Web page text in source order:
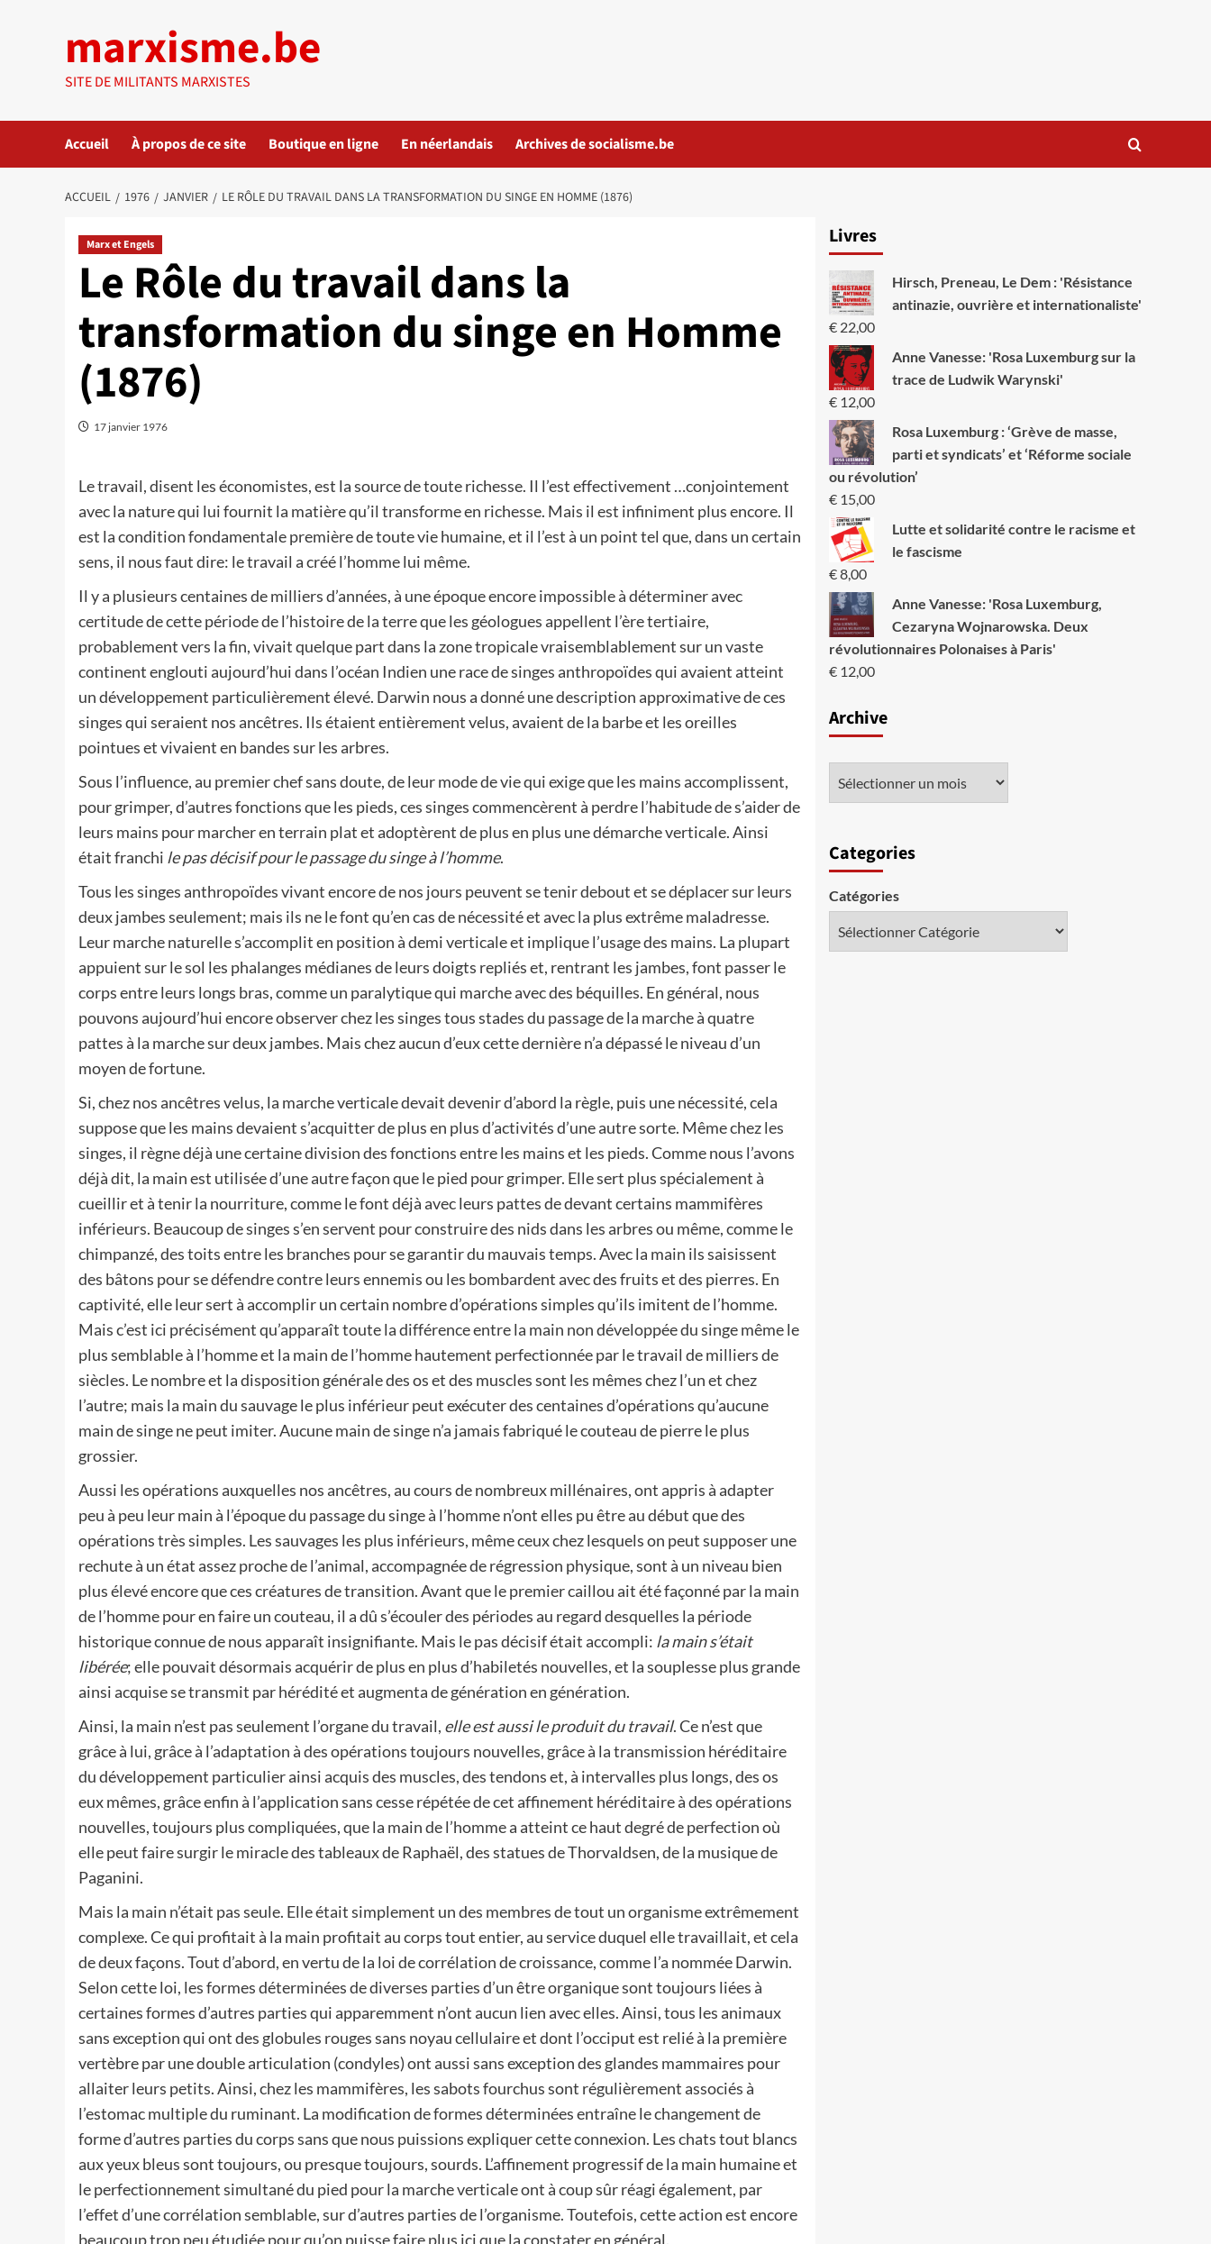
marxisme.be
SITE DE MILITANTS MARXISTES
Accueil À propos de ce site Boutique en ligne En néerlandais Archives de socialisme.be
ACCUEIL 1976 JANVIER LE RÔLE DU TRAVAIL DANS LA TRANSFORMATION DU SINGE EN HOMME (1876)
Marx et Engels
Le Rôle du travail dans la
transformation du singe en Homme
(1876)
17 janvier 1976
Le travail, disent les économistes, est la source de toute richesse. Il l’est effectivement …conjointement
avec la nature qui lui fournit la matière qu’il transforme en richesse. Mais il est infiniment plus encore. Il
est la condition fondamentale première de toute vie humaine, et il l’est à un point tel que, dans un certain
sens, il nous faut dire: le travail a créé l’homme lui même.
Il y a plusieurs centaines de milliers d’années, à une époque encore impossible à déterminer avec
certitude de cette période de l’histoire de la terre que les géologues appellent l’ère tertiaire,
probablement vers la fin, vivait quelque part dans la zone tropicale vraisemblablement sur un vaste
continent englouti aujourd’hui dans l’océan Indien une race de singes anthropoïdes qui avaient atteint
un développement particulièrement élevé. Darwin nous a donné une description approximative de ces
singes qui seraient nos ancêtres. Ils étaient entièrement velus, avaient de la barbe et les oreilles
pointues et vivaient en bandes sur les arbres.
Sous l’influence, au premier chef sans doute, de leur mode de vie qui exige que les mains accomplissent,
pour grimper, d’autres fonctions que les pieds, ces singes commencèrent à perdre l’habitude de s’aider de
leurs mains pour marcher en terrain plat et adoptèrent de plus en plus une démarche verticale. Ainsi
était franchi le pas décisif pour le passage du singe à l’homme.
Tous les singes anthropoïdes vivant encore de nos jours peuvent se tenir debout et se déplacer sur leurs
deux jambes seulement; mais ils ne le font qu’en cas de nécessité et avec la plus extrême maladresse.
Leur marche naturelle s’accomplit en position à demi verticale et implique l’usage des mains. La plupart
appuient sur le sol les phalanges médianes de leurs doigts repliés et, rentrant les jambes, font passer le
corps entre leurs longs bras, comme un paralytique qui marche avec des béquilles. En général, nous
pouvons aujourd’hui encore observer chez les singes tous stades du passage de la marche à quatre
pattes à la marche sur deux jambes. Mais chez aucun d’eux cette dernière n’a dépassé le niveau d’un
moyen de fortune.
Si, chez nos ancêtres velus, la marche verticale devait devenir d’abord la règle, puis une nécessité, cela
suppose que les mains devaient s’acquitter de plus en plus d’activités d’une autre sorte. Même chez les
singes, il règne déjà une certaine division des fonctions entre les mains et les pieds. Comme nous l’avons
déjà dit, la main est utilisée d’une autre façon que le pied pour grimper. Elle sert plus spécialement à
cueillir et à tenir la nourriture, comme le font déjà avec leurs pattes de devant certains mammifères
inférieurs. Beaucoup de singes s’en servent pour construire des nids dans les arbres ou même, comme le
chimpanzé, des toits entre les branches pour se garantir du mauvais temps. Avec la main ils saisissent
des bâtons pour se défendre contre leurs ennemis ou les bombardent avec des fruits et des pierres. En
captivité, elle leur sert à accomplir un certain nombre d’opérations simples qu’ils imitent de l’homme.
Mais c’est ici précisément qu’apparaît toute la différence entre la main non développée du singe même le
plus semblable à l’homme et la main de l’homme hautement perfectionnée par le travail de milliers de
siècles. Le nombre et la disposition générale des os et des muscles sont les mêmes chez l’un et chez
l’autre; mais la main du sauvage le plus inférieur peut exécuter des centaines d’opérations qu’aucune
main de singe ne peut imiter. Aucune main de singe n’a jamais fabriqué le couteau de pierre le plus
grossier.
Aussi les opérations auxquelles nos ancêtres, au cours de nombreux millénaires, ont appris à adapter
peu à peu leur main à l’époque du passage du singe à l’homme n’ont elles pu être au début que des
opérations très simples. Les sauvages les plus inférieurs, même ceux chez lesquels on peut supposer une
rechute à un état assez proche de l’animal, accompagnée de régression physique, sont à un niveau bien
plus élevé encore que ces créatures de transition. Avant que le premier caillou ait été façonné par la main
de l’homme pour en faire un couteau, il a dû s’écouler des périodes au regard desquelles la période
historique connue de nous apparaît insignifiante. Mais le pas décisif était accompli: la main s’était
libérée; elle pouvait désormais acquérir de plus en plus d’habiletés nouvelles, et la souplesse plus grande
ainsi acquise se transmit par hérédité et augmenta de génération en génération.
Ainsi, la main n’est pas seulement l’organe du travail, elle est aussi le produit du travail. Ce n’est que
grâce à lui, grâce à l’adaptation à des opérations toujours nouvelles, grâce à la transmission héréditaire
du développement particulier ainsi acquis des muscles, des tendons et, à intervalles plus longs, des os
eux mêmes, grâce enfin à l’application sans cesse répétée de cet affinement héréditaire à des opérations
nouvelles, toujours plus compliquées, que la main de l’homme a atteint ce haut degré de perfection où
elle peut faire surgir le miracle des tableaux de Raphaël, des statues de Thorvaldsen, de la musique de
Paganini.
Mais la main n’était pas seule. Elle était simplement un des membres de tout un organisme extrêmement
complexe. Ce qui profitait à la main profitait au corps tout entier, au service duquel elle travaillait, et cela
de deux façons. Tout d’abord, en vertu de la loi de corrélation de croissance, comme l’a nommée Darwin.
Selon cette loi, les formes déterminées de diverses parties d’un être organique sont toujours liées à
certaines formes d’autres parties qui apparemment n’ont aucun lien avec elles. Ainsi, tous les animaux
sans exception qui ont des globules rouges sans noyau cellulaire et dont l’occiput est relié à la première
vertèbre par une double articulation (condyles) ont aussi sans exception des glandes mammaires pour
allaiter leurs petits. Ainsi, chez les mammifères, les sabots fourchus sont régulièrement associés à
l’estomac multiple du ruminant. La modification de formes déterminées entraîne le changement de
forme d’autres parties du corps sans que nous puissions expliquer cette connexion. Les chats tout blancs
aux yeux bleus sont toujours, ou presque toujours, sourds. L’affinement progressif de la main humaine et
le perfectionnement simultané du pied pour la marche verticale ont à coup sûr réagi également, par
l’effet d’une corrélation semblable, sur d’autres parties de l’organisme. Toutefois, cette action est encore
beaucoup trop peu étudiée pour qu’on puisse faire plus ici que la constater en général.
Livres
Hirsch, Preneau, Le Dem : 'Résistance
antinazie, ouvrière et internationaliste'
€22,00
Anne Vanesse: 'Rosa Luxemburg sur la
trace de Ludwik Warynski'
€12,00
Rosa Luxemburg : ‘Grève de masse,
parti et syndicats’ et ‘Réforme sociale
ou révolution’
€15,00
Lutte et solidarité contre le racisme et
le fascisme
€8,00
Anne Vanesse: 'Rosa Luxemburg,
Cezaryna Wojnarowska. Deux
révolutionnaires Polonaises à Paris'
€12,00
Archive
Categories
Catégories